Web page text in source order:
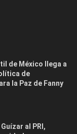
de México llega a
de
la Paz de Fanny
al PRI,